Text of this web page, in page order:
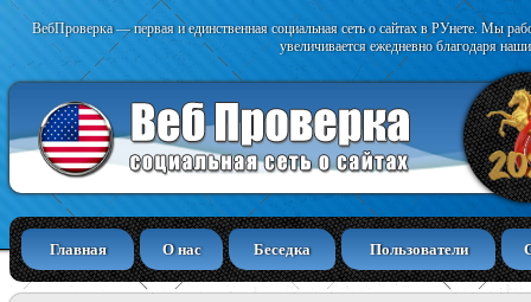
ВебПроверка — первая и единственная социальная сеть о сайтах в РУнете. Мы
увеличивается ежедневно благодаря
Главная О нас Беседка Пользователи